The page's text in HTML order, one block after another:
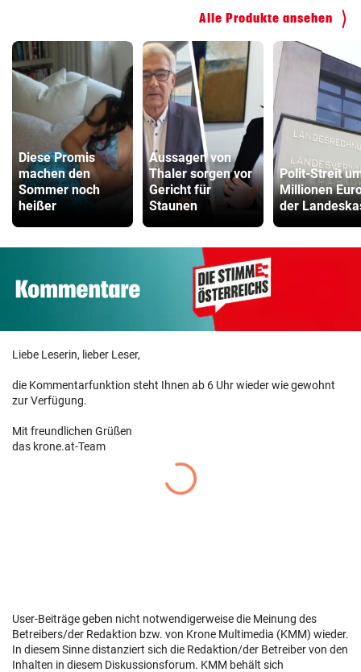
Alle Produkte ansehen
Diese Promis
machen den
Sommer noch
heißer
Aussagen von
Thaler sorgen vor
Gericht für
Staunen
Polit-Streit
Millionen
der
Liebe Leserin, lieber Leser,
die Kommentarfunktion steht Ihnen ab 6 Uhr wieder wie gewohnt
zur Verfügung.
Mit freundlichen Grüßen
das krone.at-Team
User-Beiträge geben nicht notwendigerweise die Meinung des
Betreibers/der Redaktion bzw. von Krone Multimedia (KMM) wieder.
In diesem Sinne distanziert sich die Redaktion/der Betreiber von den
Inhalten in diesem Diskussionsforum. KMM behält sich